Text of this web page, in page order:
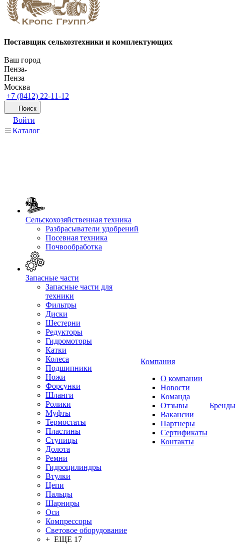
Поставщик сельхозтехники и комплектующих
Ваш город
Пенза
Пенза
Москва
+7 (8412) 22-11-12
Поиск
Войти
Каталог
Сельскохозяйственная техника
Разбрасыватели удобрений
Посевная техника
Почвообработка
Запасные части
Запасные части для
техники
Фильтры
Диски
Шестерни
Редукторы
Гидромоторы
Катки
Колеса
Подшипники
Ножи
Форсунки
Шланги
Ролики
Муфты
Термостаты
Пластины
Ступицы
Долота
Ремни
Гидроцилиндры
Втулки
Цепи
Пальцы
Шарниры
Оси
Компрессоры
Световое оборудование
+ ЕЩЕ 17
Компания
О компании
Новости
Команда
Отзывы
Вакансии
Партнеры
Сертификаты
Контакты
Бренды